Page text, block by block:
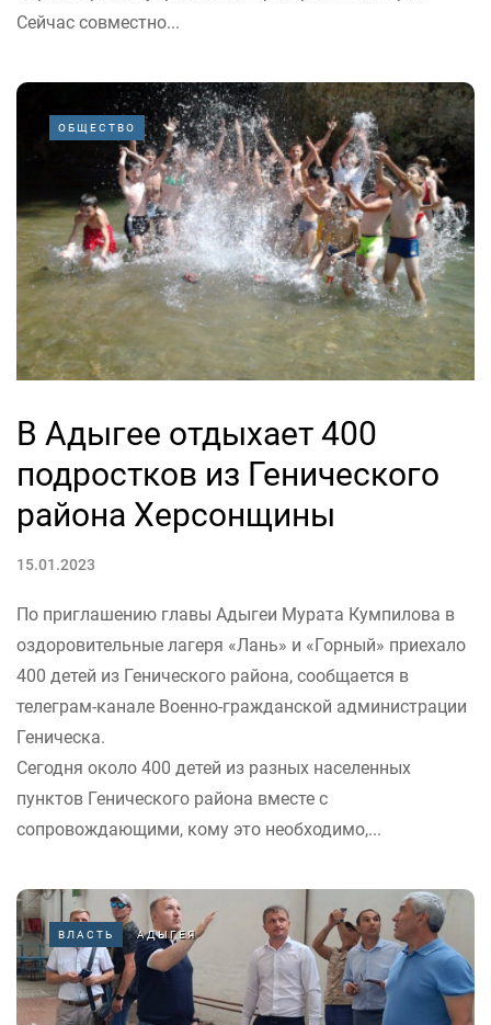
Сейчас совместно...
ОБЩЕСТВО
В Адыгее отдыхает 400
подростков из Генического
района Херсонщины
15.01.2023
По приглашению главы Адыгеи Мурата Кумпилова в
оздоровительные лагеря «Лань» и «Горный» приехало
400 детей из Генического района, сообщается в
телеграм-канале Военно-гражданской администрации
Геническа.
Сегодня около 400 детей из разных населенных
пунктов Генического района вместе с
сопровождающими, кому это необходимо,...
ВЛАСТЬ АДЫГЕЯ